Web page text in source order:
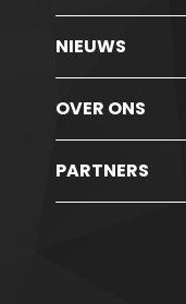
NIEUWS
OVER ONS
PARTNERS